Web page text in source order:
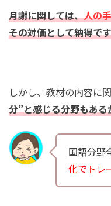
月謝に関しては、人の
その対価として納得
しかし、教材の内容に関
分”と感じる分野もある
国語分野
化でトレ